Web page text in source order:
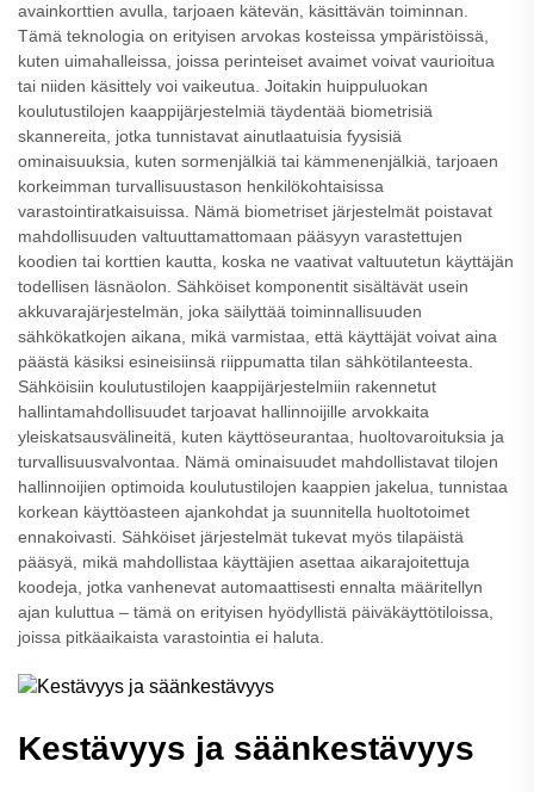
avainkorttien avulla, tarjoaen kätevän, käsittävän toiminnan.
Tämä teknologia on erityisen arvokas kosteissa ympäristöissä,
kuten uimahalleissa, joissa perinteiset avaimet voivat vaurioitua
tai niiden käsittely voi vaikeutua. Joitakin huippuluokan
koulutustilojen kaappijärjestelmiä täydentää biometrisiä
skannereita, jotka tunnistavat ainutlaatuisia fyysisiä
ominaisuuksia, kuten sormenjälkiä tai kämmenenjälkiä, tarjoaen
korkeimman turvallisuustason henkilökohtaisissa
varastointiratkaisuissa. Nämä biometriset järjestelmät poistavat
mahdollisuuden valtuuttamattomaan pääsyyn varastettujen
koodien tai korttien kautta, koska ne vaativat valtuutetun käyttäjän
todellisen läsnäolon. Sähköiset komponentit sisältävät usein
akkuvarajärjestelmän, joka säilyttää toiminnallisuuden
sähkökatkojen aikana, mikä varmistaa, että käyttäjät voivat aina
päästä käsiksi esineisiinsä riippumatta tilan sähkötilanteesta.
Sähköisiin koulutustilojen kaappijärjestelmiin rakennetut
hallintamahdollisuudet tarjoavat hallinnoijille arvokkaita
yleiskatsausvälineitä, kuten käyttöseurantaa, huoltovaroituksia ja
turvallisuusvalvontaa. Nämä ominaisuudet mahdollistavat tilojen
hallinnoijien optimoida koulutustilojen kaappien jakelua, tunnistaa
korkean käyttöasteen ajankohdat ja suunnitella huoltotoimet
ennakoivasti. Sähköiset järjestelmät tukevat myös tilapäistä
pääsyä, mikä mahdollistaa käyttäjien asettaa aikarajoitettuja
koodeja, jotka vanhenevat automaattisesti ennalta määritellyn
ajan kuluttua – tämä on erityisen hyödyllistä päiväkäyttötiloissa,
joissa pitkäaikaista varastointia ei haluta.
Kestävyys ja säänkestävyys